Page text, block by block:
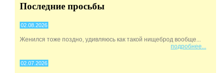
Последние просьбы
02.08.2026
Женился тоже поздно, удивляюсь как такой нищеброд вообще...
подробнее...
02.07.2026